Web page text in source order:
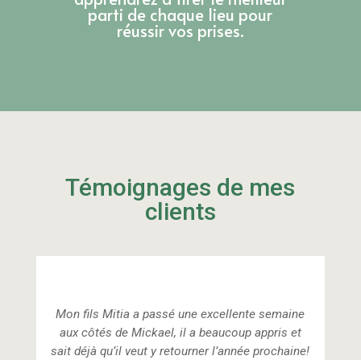
parti de chaque lieu pour
réussir vos prises.
Témoignages de mes
clients
Mon fils Mitia a passé une excellente semaine
aux côtés de Mickael, il a beaucoup appris et
sait déjà qu’il veut y retourner l’année prochaine!